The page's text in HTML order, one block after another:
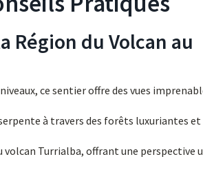
Région du Volcan au
ce sentier offre des vues
à travers des forêts luxuriantes
Turrialba, offrant une perspective